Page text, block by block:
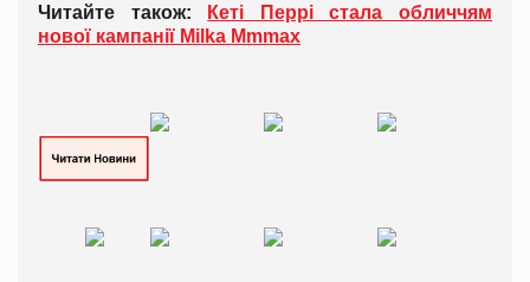
Читайте також:
Кеті Перрі стала обличчям
нової кампанії Milka Mmmax